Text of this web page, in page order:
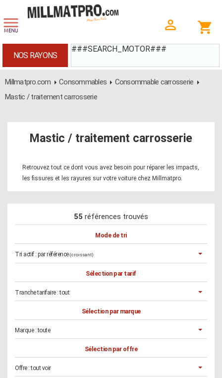
###SEARCH_MOTOR###
NOS RAYONS
Millmatpro.com Consommables
Consommable carrosserie
Mastic / traitement carrosserie
Mastic / traitement carrosserie
Retrouvez tout ce dont vous avez besoin pour réparer les impacts,
les fissures et les rayures sur votre voiture chez Millmatpro.
55 références trouvés
Mode de tri
Tri actif : par référence (croissant)
Sélection par tarif
Tranche tarifaire :tout
Sélection par marque
Marque :toute
Sélection par offre
Offre :tout voir